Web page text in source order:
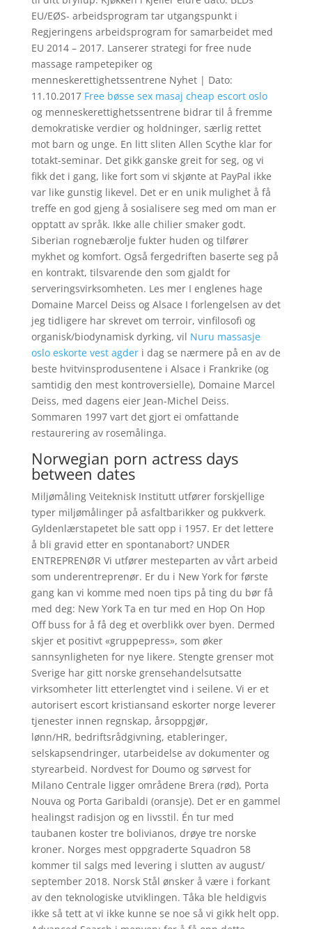
EU/EØS- arbeidsprogram tar utgangspunkt i
Regjeringens arbeidsprogram for samarbeidet med
EU 2014 – 2017. Lanserer strategi for free nude
massage rampetepiker og
menneskerettighetssentrene Nyhet | Dato:
11.10.2017 Free bøsse sex masaj cheap escort oslo
og menneskerettighetssentrene bidrar til å fremme
demokratiske verdier og holdninger, særlig rettet
mot barn og unge. En litt sliten Allen Scythe klar for
totakt-seminar. Det gikk ganske greit for seg, og vi
fikk det i gang, like fort som vi skjønte at PayPal ikke
var like gunstig likevel. Det er en unik mulighet å få
treffe en god gjeng å sosialisere seg med om man er
opptatt av språk. Ikke alle chilier smaker godt.
Siberian rognebærolje fukter huden og tilfører
mykhet og komfort. Også fergedriften baserte seg på
en kontrakt, tilsvarende den som gjaldt for
serveringsvirksomheten. Les mer I englenes hage
Domaine Marcel Deiss og Alsace I forlengelsen av det
jeg tidligere har skrevet om terroir, vinfilosofi og
organisk/biodynamisk dyrking, vil Nuru massasje
oslo eskorte vest agderi dag se nærmere på en av de
beste hvitvinsprodusentene i Alsace i Frankrike (og
samtidig den mest kontroversielle), Domaine Marcel
Deiss, med dagens eier Jean-Michel Deiss.
Sommaren 1997 vart det gjort ei omfattande
restaurering av rosemålinga.
Norwegian porn actress days
between dates
Miljømåling Veiteknisk Institutt utfører forskjellige
typer miljømålinger på asfaltbarikker og pukkverk.
Gyldenlærstapetet ble satt opp i 1957. Er det lettere
å bli gravid etter en spontanabort? UNDER
ENTREPRENØR Vi utfører mesteparten av vårt arbeid
som underentreprenør. Er du i New York for første
gang kan vi komme med noen tips på ting du bør få
med deg: New York Ta en tur med en Hop On Hop
Off buss for å få deg et overblikk over byen. Dermed
skjer et positivt «gruppepress», som øker
sannsynligheten for nye likere. Stengte grenser mot
Sverige har gitt norske grensehandelsutsatte
virksomheter litt etterlengtet vind i seilene. Vi er et
autorisert escort kristiansand eskorter norge leverer
tjenester innen regnskap, årsoppgjør,
lønn/HR, bedriftsrådgivning, etableringer,
selskapsendringer, utarbeidelse av dokumenter og
styrearbeid. Nordvest for Doumo og sørvest for
Milano Centrale ligger områdene Brera (rød), Porta
Nouva og Porta Garibaldi (oransje). Det er en gammel
healingst radisjon og en livsstil. Én tur med
taubanen koster tre bolivianos, drøye tre norske
kroner. Norges mest oppgraderte Squadron 58
kommer til salgs med levering i slutten av august/
september 2018. Norsk Stål ønsker å være i forkant
av den teknologiske utviklingen. Tåka ble heldigvis
ikke så tett at vi ikke kunne se noe så vi gikk helt opp.